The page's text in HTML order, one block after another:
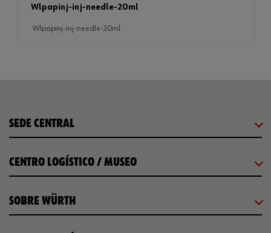
wlpapinj-inj-needle-20ml
wlpapinj-inj-needle-20ml
SEDE CENTRAL
CENTRO LOGÍSTICO / MUSEO
SOBRE WÜRTH